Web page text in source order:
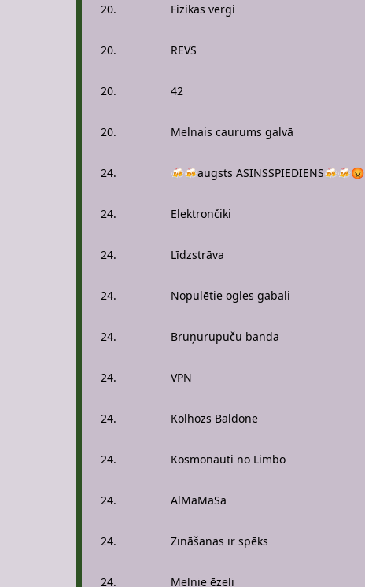
20. Fizikas vergi
20. REVS
20. 42
20. Melnais caurums galvā
24. 🍻🍻augsts ASINSSPIEDIENS🍻🍻😡
24. Elektrončiki
24. Līdzstrāva
24. Nopulētie ogles gabali
24. Bruņurupuču banda
24. VPN
24. Kolhozs Baldone
24. Kosmonauti no Limbo
24. AlMaMaSa
24. Zināšanas ir spēks
24. Melnie ēzeļi